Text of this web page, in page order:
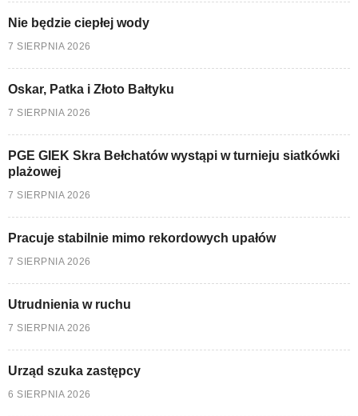
Nie będzie ciepłej wody
7 SIERPNIA 2026
Oskar, Patka i Złoto Bałtyku
7 SIERPNIA 2026
PGE GIEK Skra Bełchatów wystąpi w turnieju siatkówki
plażowej
7 SIERPNIA 2026
Pracuje stabilnie mimo rekordowych upałów
7 SIERPNIA 2026
Utrudnienia w ruchu
7 SIERPNIA 2026
Urząd szuka zastępcy
6 SIERPNIA 2026